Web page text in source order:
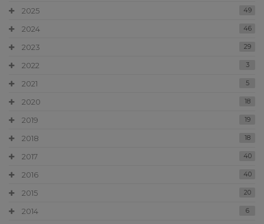
2025 49
2024 46
2023 29
2022 3
2021 5
2020 18
2019 19
2018 18
2017 40
2016 40
2015 20
2014 6